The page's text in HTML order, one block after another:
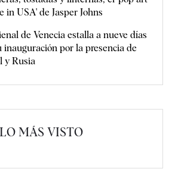
in USA' de Jasper Johns
de Venecia estalla a nueve días
inauguración por la presencia de
y Rusia
LO MÁS VISTO